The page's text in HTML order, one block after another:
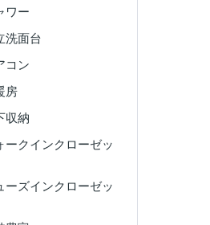
ワー
洗面台
コン
房
収納
ークインクローゼッ
ーズインクローゼッ